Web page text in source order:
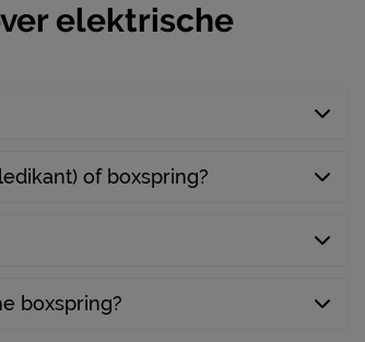
elektrische
of boxspring?
boxspring?